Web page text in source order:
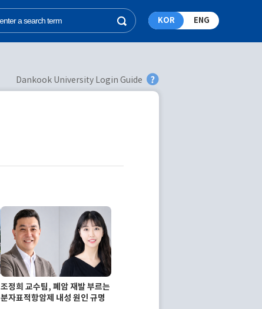
KOR ENG
Dankook University Login Guide
조정희 교수팀, 폐암 재발 부르는
분자표적항암제 내성 원인 규명